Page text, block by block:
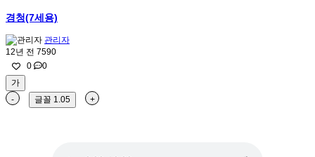
경청(7세용)
관리자
12년 전 7590
0
0
가
-
글꼴 1.05 +